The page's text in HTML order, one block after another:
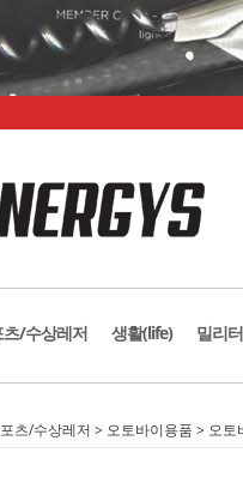
/수상레저 생활(life) 밀리
츠/수상레저 > 오토바이용품 > 오토